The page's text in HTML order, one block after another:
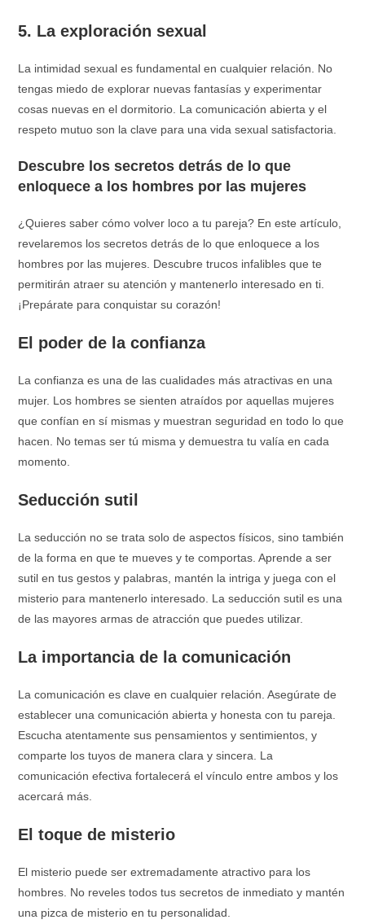
5. La exploración sexual
La intimidad sexual es fundamental en cualquier relación. No
tengas miedo de explorar nuevas fantasías y experimentar
cosas nuevas en el dormitorio. La comunicación abierta y el
respeto mutuo son la clave para una vida sexual satisfactoria.
Descubre los secretos detrás de lo que
enloquece a los hombres por las mujeres
¿Quieres saber cómo volver loco a tu pareja? En este artículo,
revelaremos los secretos detrás de lo que enloquece a los
hombres por las mujeres. Descubre trucos infalibles que te
permitirán atraer su atención y mantenerlo interesado en ti.
¡Prepárate para conquistar su corazón!
El poder de la confianza
La confianza es una de las cualidades más atractivas en una
mujer. Los hombres se sienten atraídos por aquellas mujeres
que confían en sí mismas y muestran seguridad en todo lo que
hacen. No temas ser tú misma y demuestra tu valía en cada
momento.
Seducción sutil
La seducción no se trata solo de aspectos físicos, sino también
de la forma en que te mueves y te comportas. Aprende a ser
sutil en tus gestos y palabras, mantén la intriga y juega con el
misterio para mantenerlo interesado. La seducción sutil es una
de las mayores armas de atracción que puedes utilizar.
La importancia de la comunicación
La comunicación es clave en cualquier relación. Asegúrate de
establecer una comunicación abierta y honesta con tu pareja.
Escucha atentamente sus pensamientos y sentimientos, y
comparte los tuyos de manera clara y sincera. La
comunicación efectiva fortalecerá el vínculo entre ambos y los
acercará más.
El toque de misterio
El misterio puede ser extremadamente atractivo para los
hombres. No reveles todos tus secretos de inmediato y mantén
una pizca de misterio en tu personalidad.